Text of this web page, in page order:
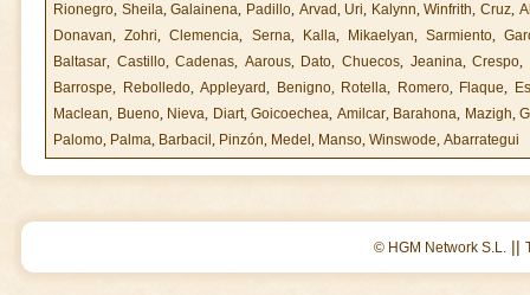
Rionegro, Sheila,Galainena, Padillo, Arvad, Uri, Kalynn,Winfrith, Cruz,
Donavan,Zohri,Clemencia, Serna, Kalla, Mikaelyan,Sarmiento,
Baltasar, Castillo,Cadenas, Aarous, Dato, Chuecos, Jeanina,Crespo,
Barrospe, Rebolledo,Appleyard, Benigno, Rotella, Romero, Flaque,
Maclean, Bueno, Nieva, Diart, Goicoechea, Amilcar, Barahona, Mazigh,
Palomo, Palma, Barbacil , Pinzón, Medel , Manso, Winswode, Abarrategui
© HGM Network S.L. ||